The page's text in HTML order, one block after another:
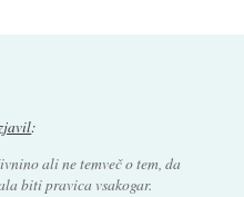
:
ali ne temveč o tem, da
biti pravica vsakogar.